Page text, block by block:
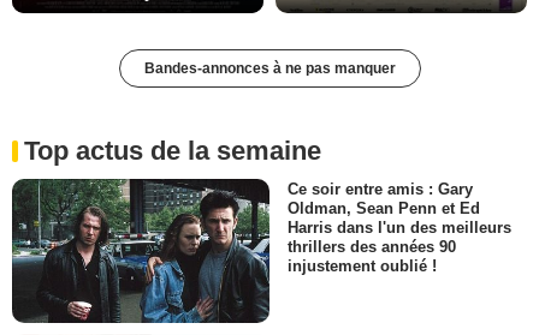
Bandes-annonces à ne pas manquer
Top actus de la semaine
Ce soir entre amis : Gary
Oldman, Sean Penn et Ed
Harris dans l'un des meilleurs
thrillers des années 90
injustement oublié !